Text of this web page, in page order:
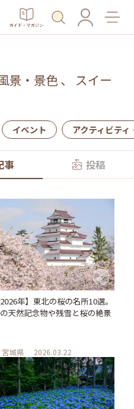
ガイド・マガジン
景・景色、 スイー
イベント アクティビティ
事 投稿
2026年】東北の桜の名所10選。
天然記念物や残雪と桜の絶景
宮城県 2026.03.22